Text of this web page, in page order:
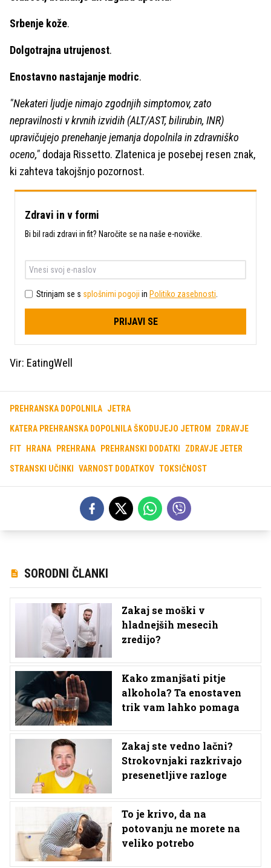
Srbenje kože.
Dolgotrajna utrujenost.
Enostavno nastajanje modric.
"Nekateri ljudje nimajo zgodnjih simptomov, zato
nepravilnosti v krvnih izvidih (ALT/AST, bilirubin, INR)
upravičujejo prenehanje jemanja dopolnila in zdravniško
oceno," dodaja Rissetto. Zlatenica je posebej resen znak,
ki zahteva takojšnjo pozornost.
Zdravi in v formi
Bi bil radi zdravi in fit? Naročite se na naše e-novičke.
Strinjam se s splošnimi pogoji in Politiko zasebnosti
PRIJAVI SE
Vir: EatingWell
PREHRANSKA DOPOLNILA JETRA
KATERA PREHRANSKA DOPOLNILA ŠKODUJEJO JETROM ZDRAVJE
FIT HRANA PREHRANA PREHRANSKI DODATKI ZDRAVJE JETER
STRANSKI UČINKI VARNOST DODATKOV TOKSIČNOST
SORODNI ČLANKI
Zakaj se moški v
hladnejših mesecih
zredijo?
Kako zmanjšati pitje
alkohola? Ta enostaven
trik vam lahko pomaga
Zakaj ste vedno lačni?
Strokovnjaki razkrivajo
presenetljive razloge
To je krivo, da na
potovanju ne morete na
veliko potrebo